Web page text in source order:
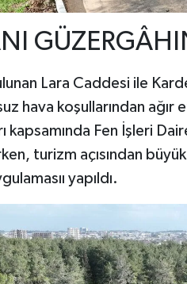
Lara Caddesi ile
hava koşullarından
kapsamında Fen İşleri
turizm açısından
yapıldı.